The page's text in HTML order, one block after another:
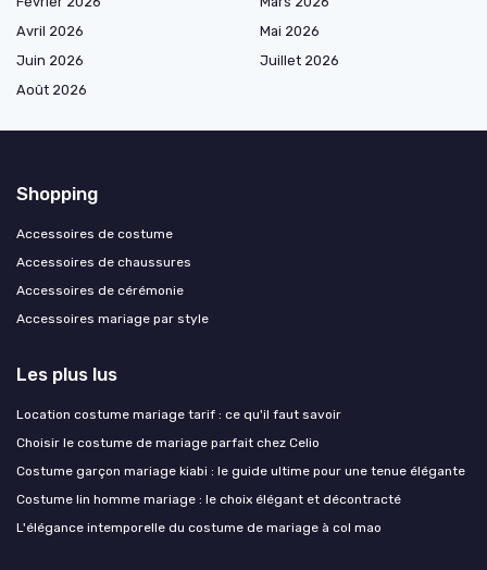
Avril 2026
Mai 2026
Juin 2026
Juillet 2026
Août 2026
Shopping
Accessoires de costume
Accessoires de chaussures
Accessoires de cérémonie
Accessoires mariage par style
Les plus lus
Location costume mariage tarif : ce qu'il faut savoir
Choisir le costume de mariage parfait chez Celio
Costume garçon mariage kiabi : le guide ultime pour une tenue élégante
Costume lin homme mariage : le choix élégant et décontracté
L'élégance intemporelle du costume de mariage à col mao